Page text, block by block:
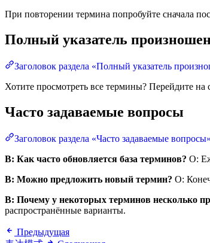
При повторении термина попробуйте сначала
Полный указатель
Заголовок раздела «Полный указатель
Хотите просмотреть все термины? Перейдите на
Часто задаваемые вопросы
Заголовок раздела «Часто задаваемые вопросы»
В: Как часто обновляется база терминов? О:
В: Можно предложить новый термин? О:
В: Почему у некоторых терминов несколько
распространённые варианты.
Предыдущая